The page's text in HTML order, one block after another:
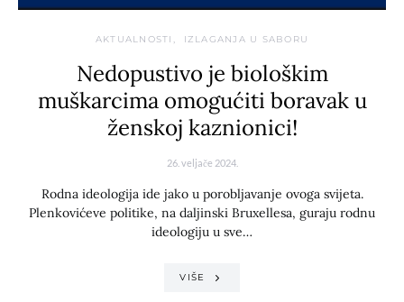
AKTUALNOSTI IZLAGANJA U SABORU
Nedopustivo je biološkim
muškarcima omogućiti boravak u
ženskoj kaznionici!
26. veljače 2024.
Rodna ideologija ide jako u porobljavanje ovoga svijeta.
Plenkovićeve politike, na daljinski Bruxellesa, guraju rodnu
ideologiju u sve…
VIŠE